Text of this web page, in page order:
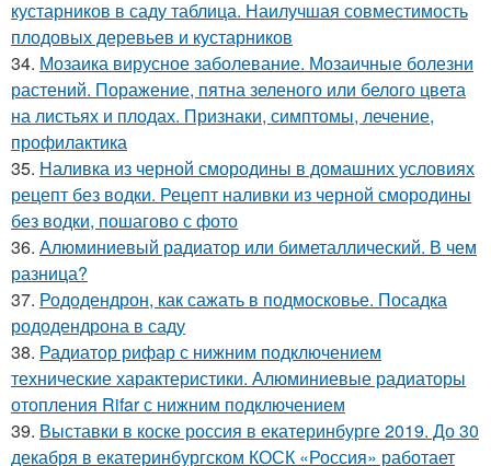
кустарников в саду таблица. Наилучшая совместимость
плодовых деревьев и кустарников
34. Мозаика вирусное заболевание. Мозаичные болезни
растений. Поражение, пятна зеленого или белого цвета
на листьях и плодах. Признаки, симптомы, лечение,
профилактика
35. Наливка из черной смородины в домашних условиях
рецепт без водки. Рецепт наливки из черной смородины
без водки, пошагово с фото
36. Алюминиевый радиатор или биметаллический. В чем
разница?
37. Рододендрон, как сажать в подмосковье. Посадка
рододендрона в саду
38. Радиатор рифар с нижним подключением
технические характеристики. Алюминиевые радиаторы
отопления Rifar с нижним подключением
39. Выставки в коске россия в екатеринбурге 2019. До 30
декабря в екатеринбургском КОСК «Россия» работает